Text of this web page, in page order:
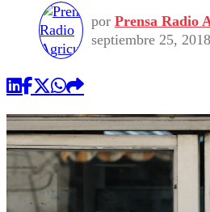
Seleccion Chilena
Torneo
Economía
Internacional
Publicaciones en
Opinión
Programas
por Prensa Radio
septiembre 25, 2018